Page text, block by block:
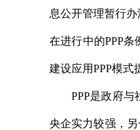
息公开管理暂行
在进行中的PPP
建设应用PPP模式
PPP是政府与社
央企实力较强，